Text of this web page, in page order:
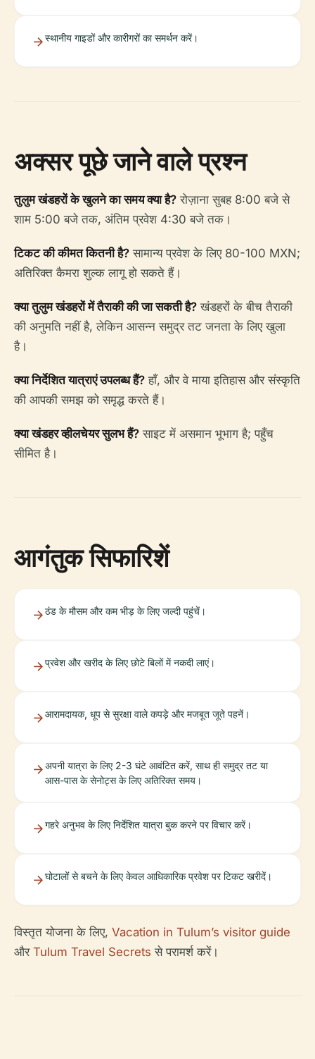
स्थानीय गाइडों और कारीगरों का समर्थन करें।
अक्सर पूछे जाने वाले प्रश्न
तुलुम खंडहरों के खुलने का समय क्या है? रोज़ाना सुबह 8:00 बजे से
शाम 5:00 बजे तक, अंतिम प्रवेश 4:30 बजे तक।
टिकट की कीमत कितनी है? सामान्य प्रवेश के लिए 80-100 MXN;
अतिरिक्त कैमरा शुल्क लागू हो सकते हैं।
क्या तुलुम खंडहरों में तैराकी की जा सकती है? खंडहरों के बीच तैराकी
की अनुमति नहीं है, लेकिन आसन्न समुद्र तट जनता के लिए खुला
है।
क्या निर्देशित यात्राएं उपलब्ध हैं? हाँ, और वे माया इतिहास और संस्कृति
की आपकी समझ को समृद्ध करते हैं।
क्या खंडहर व्हीलचेयर सुलभ हैं? साइट में असमान भूभाग है; पहुँच
सीमित है।
आगंतुक सिफारिशें
ठंड के मौसम और कम भीड़ के लिए जल्दी पहुंचें।
प्रवेश और खरीद के लिए छोटे बिलों में नकदी लाएं।
आरामदायक, धूप से सुरक्षा वाले कपड़े और मजबूत जूते पहनें।
अपनी यात्रा के लिए 2-3 घंटे आवंटित करें, साथ ही समुद्र तट या
आस-पास के सेनोट्स के लिए अतिरिक्त समय।
गहरे अनुभव के लिए निर्देशित यात्रा बुक करने पर विचार करें।
घोटालों से बचने के लिए केवल आधिकारिक प्रवेश पर टिकट खरीदें।
विस्तृत योजना के लिए, Vacation in Tulum’s visitor guide
और Tulum Travel Secrets से परामर्श करें।